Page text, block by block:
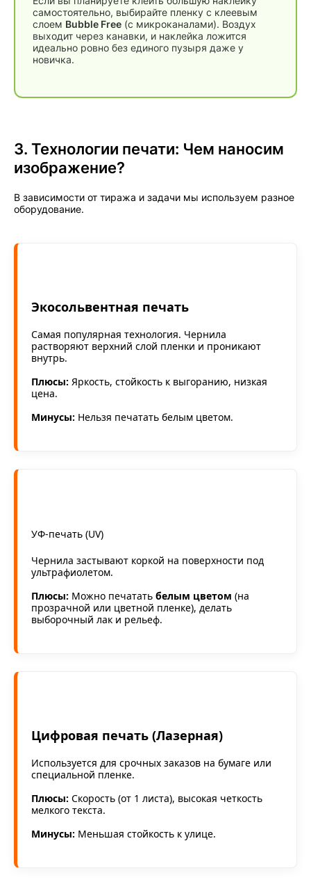
самостоятельно, выбирайте пленку с клеевым
слоем Bubble Free (с микроканалами). Воздух
выходит через канавки, и наклейка ложится
идеально ровно без единого пузыря даже у
новичка.
3. Технологии печати: Чем наносим
изображение?
В зависимости от тиража и задачи мы используем разное
оборудование.
Экосольвентная печать
Самая популярная технология. Чернила
растворяют верхний слой пленки и проникают
внутрь.
Плюсы: Яркость, стойкость к выгоранию, низкая
цена.
Минусы: Нельзя печатать белым цветом.
УФ-печать (UV)
Чернила застывают коркой на поверхности под
ультрафиолетом.
Плюсы: Можно печатать белым цветом (на
прозрачной или цветной пленке), делать
выборочный лак и рельеф.
Цифровая печать (Лазерная)
Используется для срочных заказов на бумаге или
специальной пленке.
Плюсы: Скорость (от 1 листа), высокая четкость
мелкого текста.
Минусы: Меньшая стойкость к улице.